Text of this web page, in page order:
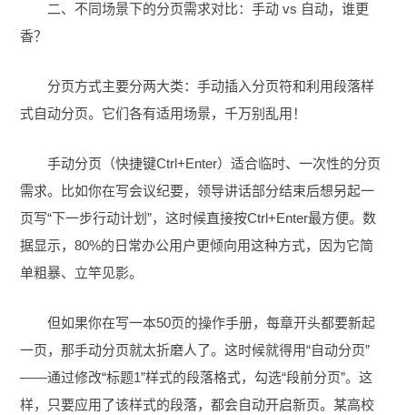
二、不同场景下的分页需求对比：手动 vs 自动，谁更
香？
分页方式主要分两大类：手动插入分页符和利用段落样
式自动分页。它们各有适用场景，千万别乱用！
手动分页（快捷键Ctrl+Enter）适合临时、一次性的分页
需求。比如你在写会议纪要，领导讲话部分结束后想另起一
页写“下一步行动计划”，这时候直接按Ctrl+Enter最方便。数
据显示，80%的日常办公用户更倾向用这种方式，因为它简
单粗暴、立竿见影。
但如果你在写一本50页的操作手册，每章开头都要新起
一页，那手动分页就太折磨人了。这时候就得用“自动分页”
——通过修改“标题1”样式的段落格式，勾选“段前分页”。这
样，只要应用了该样式的段落，都会自动开启新页。某高校